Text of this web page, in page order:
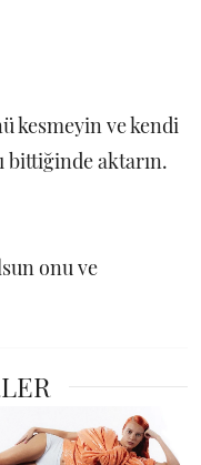
kesmeyin ve kendi
bittiğinde aktarın.
onu ve